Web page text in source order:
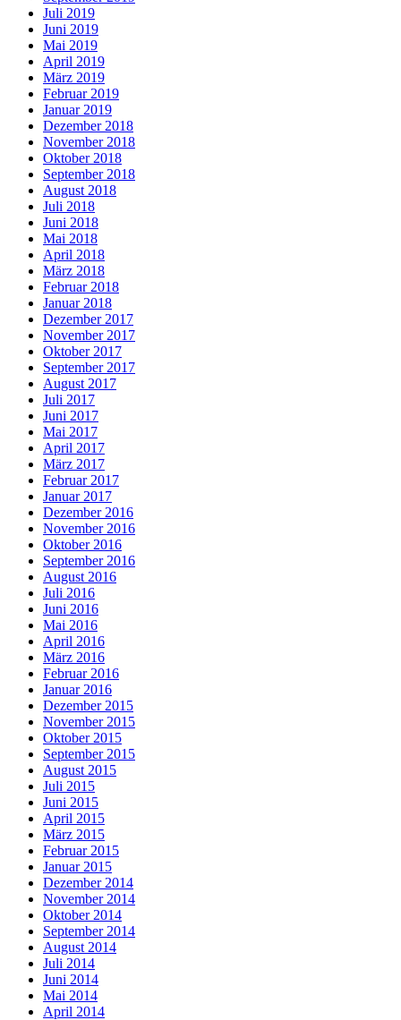
Juli 2019
Juni 2019
Mai 2019
April 2019
März 2019
Februar 2019
Januar 2019
Dezember 2018
November 2018
Oktober 2018
September 2018
August 2018
Juli 2018
Juni 2018
Mai 2018
April 2018
März 2018
Februar 2018
Januar 2018
Dezember 2017
November 2017
Oktober 2017
September 2017
August 2017
Juli 2017
Juni 2017
Mai 2017
April 2017
März 2017
Februar 2017
Januar 2017
Dezember 2016
November 2016
Oktober 2016
September 2016
August 2016
Juli 2016
Juni 2016
Mai 2016
April 2016
März 2016
Februar 2016
Januar 2016
Dezember 2015
November 2015
Oktober 2015
September 2015
August 2015
Juli 2015
Juni 2015
April 2015
März 2015
Februar 2015
Januar 2015
Dezember 2014
November 2014
Oktober 2014
September 2014
August 2014
Juli 2014
Juni 2014
Mai 2014
April 2014